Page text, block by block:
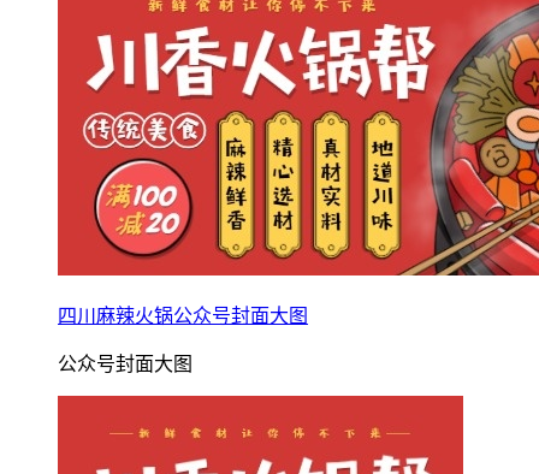
四川麻辣火锅公众号封面大图
公众号封面大图